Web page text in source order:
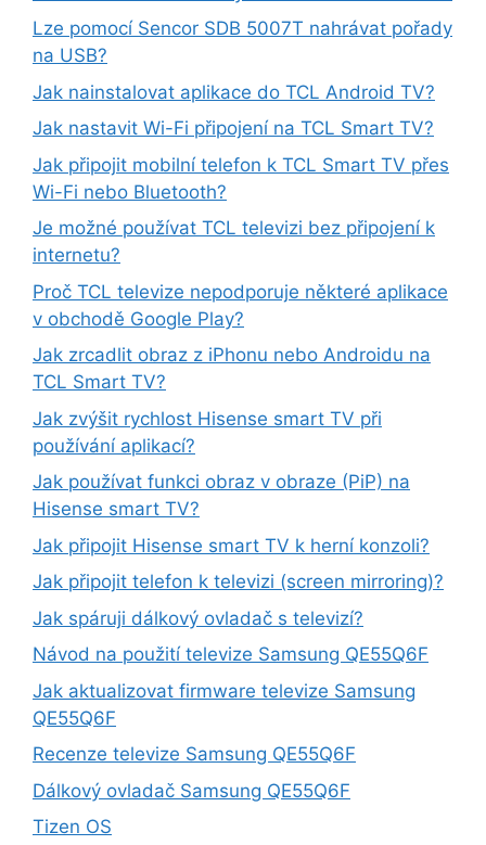
Lze pomocí Sencor SDB 5007T nahrávat pořady
na USB?
Jak nainstalovat aplikace do TCL Android TV?
Jak nastavit Wi-Fi připojení na TCL Smart TV?
Jak připojit mobilní telefon k TCL Smart TV přes
Wi-Fi nebo Bluetooth?
Je možné používat TCL televizi bez připojení k
internetu?
Proč TCL televize nepodporuje některé aplikace
v obchodě Google Play?
Jak zrcadlit obraz z iPhonu nebo Androidu na
TCL Smart TV?
Jak zvýšit rychlost Hisense smart TV při
používání aplikací?
Jak používat funkci obraz v obraze (PiP) na
Hisense smart TV?
Jak připojit Hisense smart TV k herní konzoli?
Jak připojit telefon k televizi (screen mirroring)?
Jak spáruji dálkový ovladač s televizí?
Návod na použití televize Samsung QE55Q6F
Jak aktualizovat firmware televize Samsung
QE55Q6F
Recenze televize Samsung QE55Q6F
Dálkový ovladač Samsung QE55Q6F
Tizen OS